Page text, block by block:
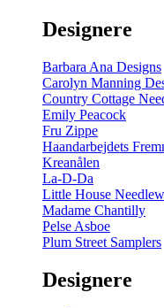
Designere
Barbara Ana Designs
Carolyn Manning
Country Cottage
Emily Peacock
Fru Zippe
Haandarbejdets
Kreanålen
La-D-Da
Little House
Madame Chantilly
Pelse Asboe
Plum Street Samplers
Designere